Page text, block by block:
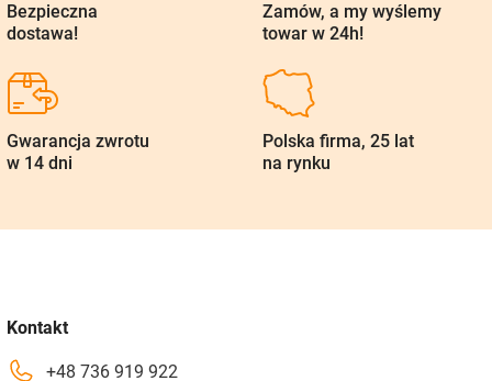
Bezpieczna
dostawa!
Zamów, a my wyślemy
towar w 24h!
Gwarancja zwrotu
w 14 dni
Polska firma, 25 lat
na rynku
Kontakt
+48 736 919 922